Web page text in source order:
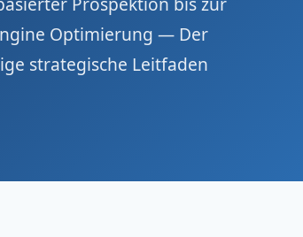
Optimierung — Der
strategische Leitfaden